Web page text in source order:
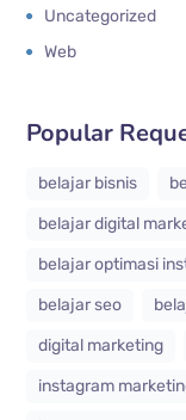
Uncategorized
Web
Popular
belajar bisnis
belajar digital
belajar optimasi
belajar seo
digital marketing
instagram